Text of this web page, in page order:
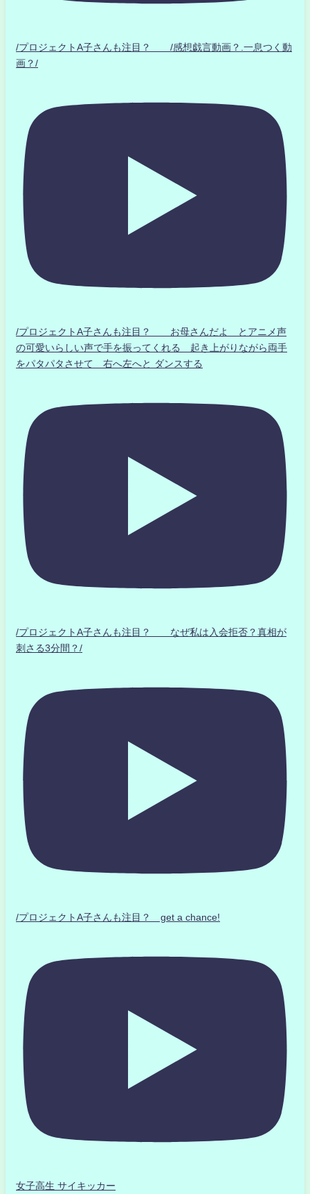
/プロジェクトA子さんも注目？ /感想戯言動画？.一息つく動
画？/
/プロジェクトA子さんも注目？ お母さんだよ とアニメ声
の可愛いらしい声で手を振ってくれる 起き上がりながら両手
をパタパタさせて 右へ左へと ダンスする
/プロジェクトA子さんも注目？ なぜ私は入会拒否？真相が
刺さる3分間？/
/プロジェクトA子さんも注目？ get a chance!
女子高生 サイキッカー